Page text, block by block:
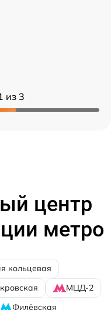
из 3
центр
метро
кольцевая
МЦД-2
Филёвская